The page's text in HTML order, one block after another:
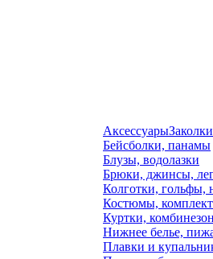
Аксессуары
Бейсболки, панамы
Блузы, водолазки
Брюки, джинсы,
Колготки, гольфы,
Костюмы,
Куртки,
Нижнее белье,
Плавки и